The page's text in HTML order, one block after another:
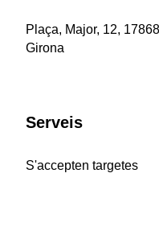
Plaça, Major, 12,
Girona
Serveis
S'accepten targetes